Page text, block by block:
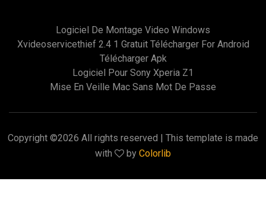
Logiciel De Montage Video Windows
Xvideoservicethief 2.4 1 Gratuit Télécharger For Android
Télécharger Apk
Logiciel Pour Sony Xperia Z1
Mise En Veille Mac Sans Mot De Passe
Copyright ©2026 All rights reserved | This template is made
with
by Colorlib